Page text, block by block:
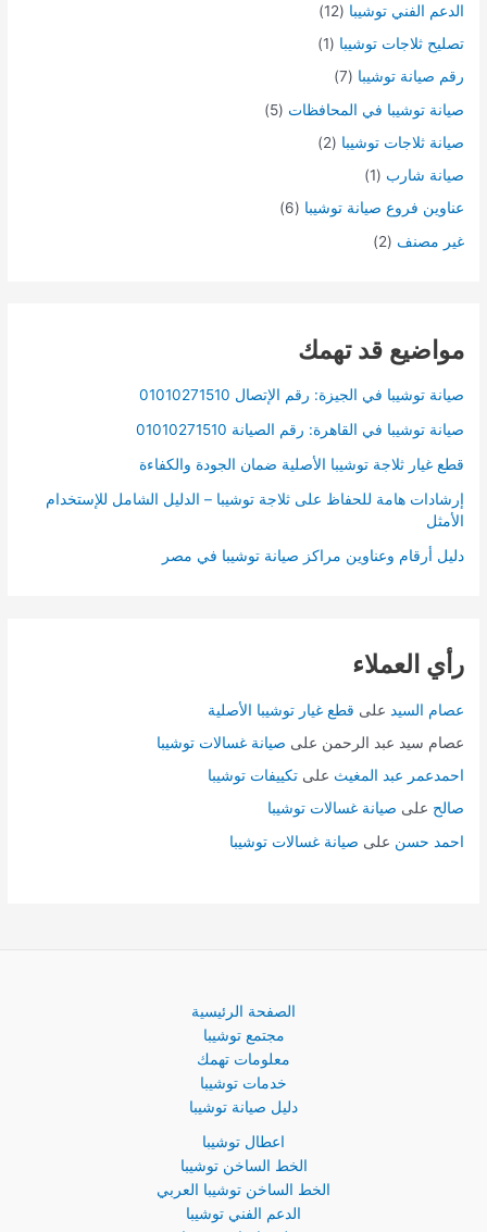
الدعم الفني توشيبا (12)
تصليح ثلاجات توشيبا (1)
رقم صيانة توشيبا (7)
صيانة توشيبا في المحافظات (5)
صيانة ثلاجات توشيبا (2)
صيانة شارب (1)
عناوين فروع صيانة توشيبا (6)
غير مصنف (2)
مواضيع قد تهمك
صيانة توشيبا في الجيزة: رقم الإتصال 01010271510
صيانة توشيبا في القاهرة: رقم الصيانة 01010271510
قطع غيار ثلاجة توشيبا الأصلية ضمان الجودة والكفاءة
إرشادات هامة للحفاظ على ثلاجة توشيبا – الدليل الشامل للإستخدام
الأمثل
دليل أرقام وعناوين مراكز صيانة توشيبا في مصر
رأي العملاء
عصام السيد على قطع غيار توشيبا الأصلية
عصام سيد عبد الرحمن على صيانة غسالات توشيبا
احمدعمر عبد المغيث علىتكييفات توشيبا
صالح على صيانة غسالات توشيبا
احمد حسن على صيانة غسالات توشيبا
الصفحة الرئيسية
مجتمع توشيبا
معلومات تهمك
خدمات توشيبا
دليل صيانة توشيبا
اعطال توشيبا
الخط الساخن توشيبا
الخط الساخن توشيبا العربي
الدعم الفني توشيبا